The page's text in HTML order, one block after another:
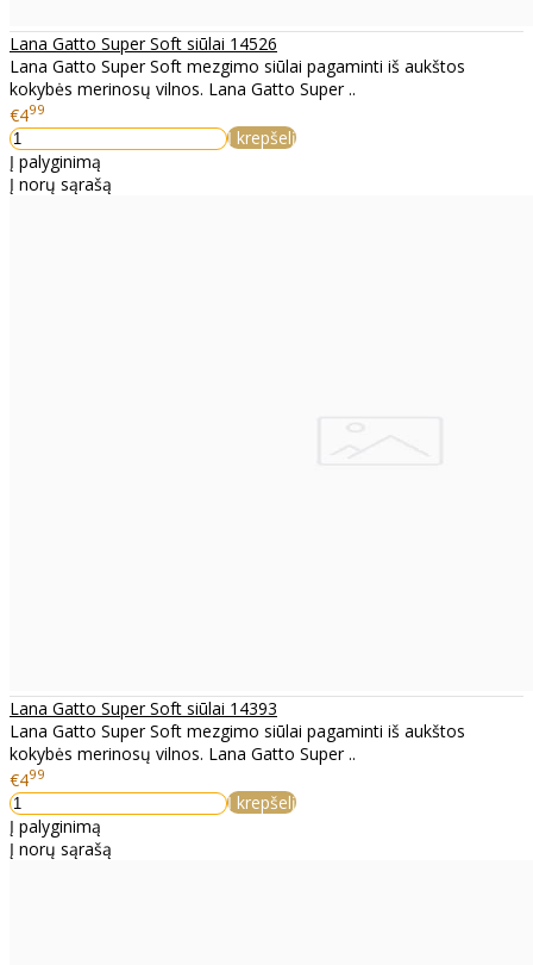
Lana Gatto Super Soft siūlai 14526
Lana Gatto Super Soft mezgimo siūlai pagaminti iš aukštos
kokybės merinosų vilnos. Lana Gatto Super ..
€499
Į krepšelį
Į palyginimą
Į norų sąrašą
Lana Gatto Super Soft siūlai 14393
Lana Gatto Super Soft mezgimo siūlai pagaminti iš aukštos
kokybės merinosų vilnos. Lana Gatto Super ..
€499
Į krepšelį
Į palyginimą
Į norų sąrašą